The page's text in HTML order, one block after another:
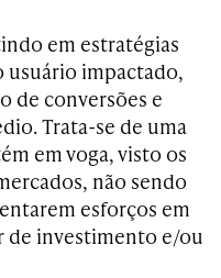
em estratégias
usuário impactado,
de conversões e
Trata-se de uma
em voga, visto os
não sendo
esforços em
de investimento e/ou